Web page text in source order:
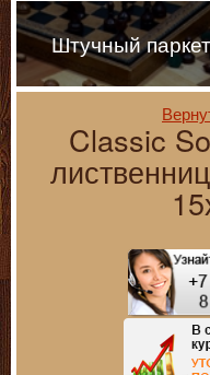
Штучный паркет
Classic